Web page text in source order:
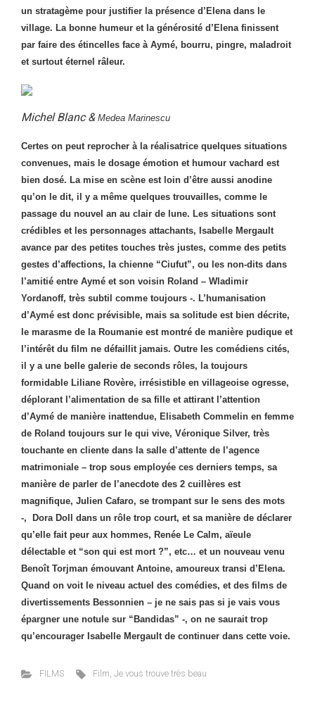
un stratagème pour justifier la présence d’Elena dans le
village. La bonne humeur et la générosité d’Elena finissent
par faire des étincelles face à Aymé, bourru, pingre, maladroit
et surtout éternel râleur.
Michel Blanc & Medea Marinescu
Certes on peut reprocher à la réalisatrice quelques situations
convenues, mais le dosage émotion et humour vachard est
bien dosé. La mise en scène est loin d’être aussi anodine
qu’on le dit, il y a même quelques trouvailles, comme le
passage du nouvel an au clair de lune. Les situations sont
crédibles et les personnages attachants, Isabelle Mergault
avance par des petites touches très justes, comme des petits
gestes d’affections, la chienne “Ciufut”, ou les non-dits dans
l’amitié entre Aymé et son voisin Roland – Wladimir
Yordanoff, très subtil comme toujours -. L’humanisation
d’Aymé est donc prévisible, mais sa solitude est bien décrite,
le marasme de la Roumanie est montré de manière pudique et
l’intérêt du film ne défaillit jamais. Outre les comédiens cités,
il y a une belle galerie de seconds rôles, la toujours
formidable Liliane Rovère, irrésistible en villageoise ogresse,
déplorant l’alimentation de sa fille et attirant l’attention
d’Aymé de manière inattendue, Elisabeth Commelin en femme
de Roland toujours sur le qui vive, Véronique Silver, très
touchante en cliente dans la salle d’attente de l’agence
matrimoniale – trop sous employée ces derniers temps, sa
manière de parler de l’anecdote des 2 cuillères est
magnifique, Julien Cafaro, se trompant sur le sens des mots
-, Dora Doll dans un rôle trop court, et sa manière de déclarer
qu’elle fait peur aux hommes, Renée Le Calm, aïeule
délectable et “son qui est mort ?”, etc… et un nouveau venu
Benoît Torjman émouvant Antoine, amoureux transi d’Elena.
Quand on voit le niveau actuel des comédies, et des films de
divertissements Bessonnien – je ne sais pas si je vais vous
épargner une notule sur “Bandidas” -, on ne saurait trop
qu’encourager Isabelle Mergault de continuer dans cette voie.
FILMS Film,Je vous trouve très beau